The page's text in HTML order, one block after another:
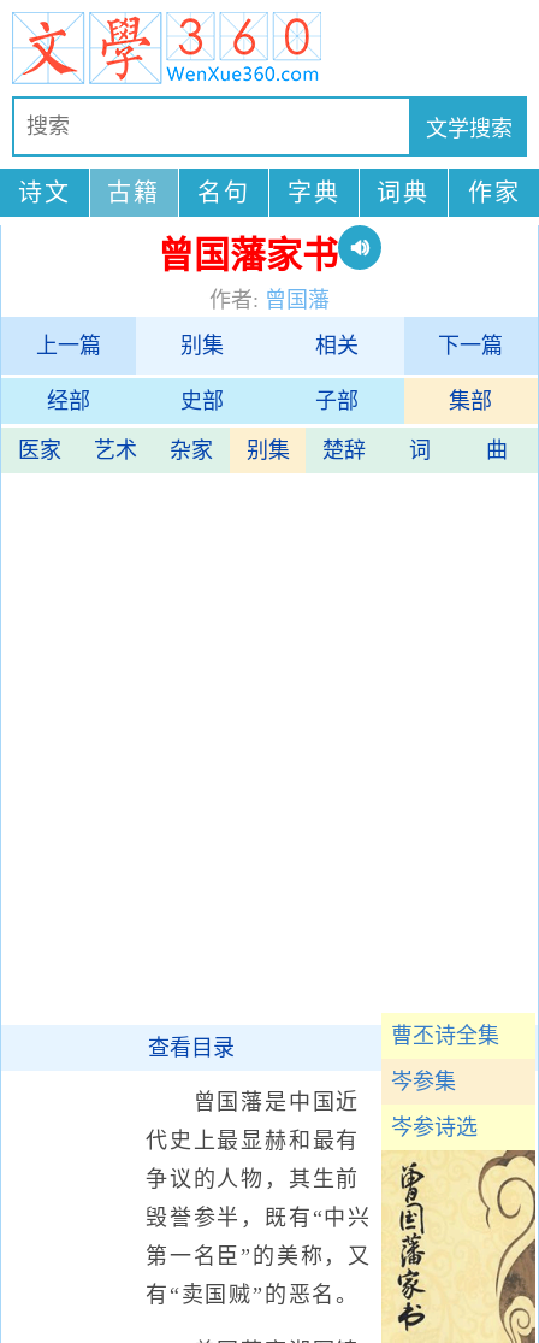
诗文 古籍 名句 字典 词典 作家
曾国藩家书
作者: 曾国藩
上一篇
别集 相关 下一篇
经部 史部 子部 集部
医家 艺术 杂家 别集 楚辞 词 曲
曹丕诗全集
岑参集
岑参诗选
查看目录
曾国藩是中国近
代史上最显赫和最有
争议的人物，其生前
毁誉参半，既有“中兴
第一名臣”的美称，又
有“卖国贼”的恶名。